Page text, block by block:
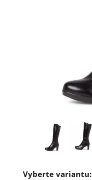
Vyberte variantu: